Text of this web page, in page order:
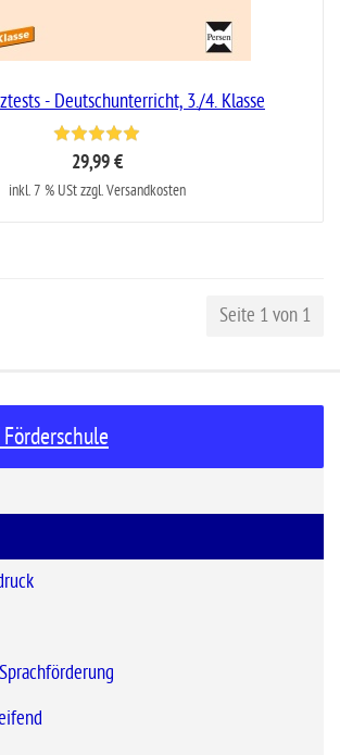
- Deutschunterricht, 3./4. Klasse
29,99 €
inkl. 7 % USt zzgl. Versandkosten
Seite 1 von 1